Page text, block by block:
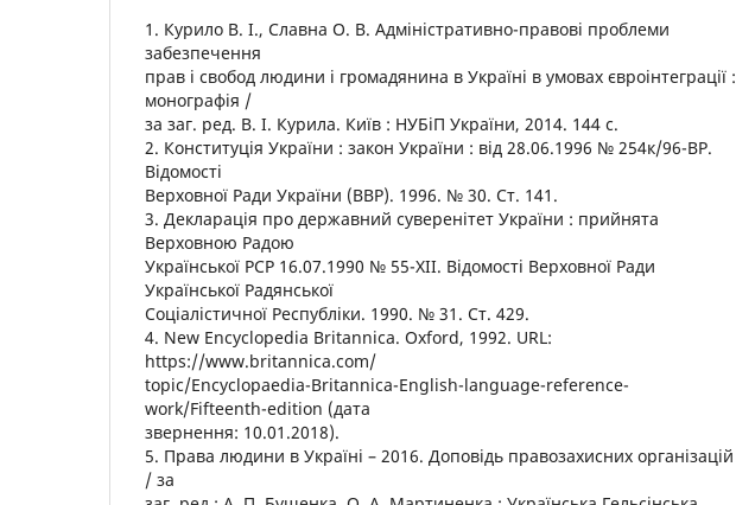
1. Курило В. І., Славна О. В. Адміністративно-правові проблеми
забезпечення
прав і свобод людини і громадянина в Україні в умовах євроінтеграції :
монографія /
за заг. ред. В. І. Курила. Київ : НУБіП України, 2014. 144 с.
2. Конституція України : закон України : від 28.06.1996 № 254к/96-ВР.
Відомості
Верховної Ради України (ВВР). 1996. № 30. Ст. 141.
3. Декларація про державний суверенітет України : прийнята
Верховною Радою
Української РСР 16.07.1990 № 55-ХІІ. Відомості Верховної Ради
Української Радянської
Соціалістичної Республіки. 1990. № 31. Ст. 429.
4. New Encyclopedia Britannica. Oxford, 1992. URL:
https://www.britannica.com/
topic/Encyclopaedia-Britannica-English-language-reference-
work/Fifteenth-edition (дата
звернення: 10.01.2018).
5. Права людини в Україні – 2016. Доповідь правозахисних організацій
/ за